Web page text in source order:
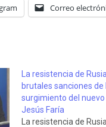
Correo
La resistencia de
brutales sanciones de
surgimiento del nuevo
Jesús Faría
La resistencia de